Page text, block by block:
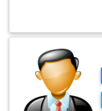
KENDERAAN(6)
ELEKTRONIK(5)
SUKAN/HOBI(2)